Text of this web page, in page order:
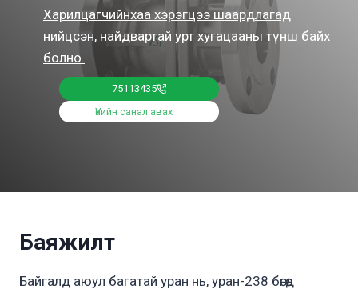
Харилцагчийнхаа хэрэгцээ шаардлагад
нийцсэн, найдвартай урт хугацааны түнш байх
болно.
75113435
Үнийн санал авах
Баяжилт
Байгалд аюул багатай уран нь, уран-238 бөгөөд